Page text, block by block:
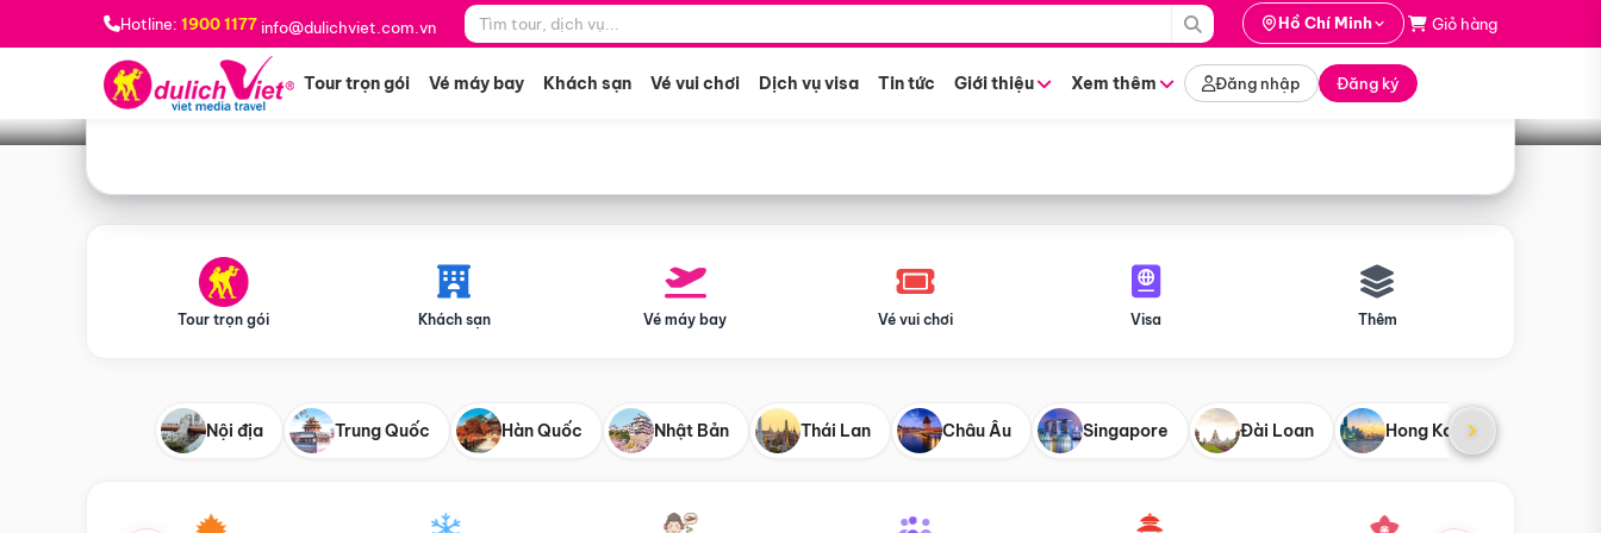
Hotline: 1900 1177 info@dulichviet.com.vn Hồ Chí Minh Giỏ hàng
Tour trọn gói Vé máy bay Khách sạn Vé vui chơi Dịch vụ visa Tin tức Giới thiệu Xem thêm Đăng nhập Đăng ký
Bạn muốn đi đâu? *
Tìm tour
Tour trọn gói Khách sạn Vé máy bay Vé vui chơi Visa Thêm
Nội địa Trung Quốc Hàn Quốc Nhật Bản Thái Lan Châu Âu Singapore Đài Loan Hong Kong